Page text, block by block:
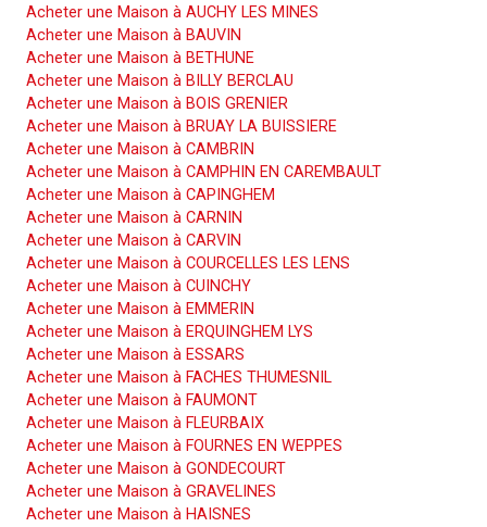
Acheter une Maison à AUCHY LES MINES
Acheter une Maison à BAUVIN
Acheter une Maison à BETHUNE
Acheter une Maison à BILLY BERCLAU
Acheter une Maison à BOIS GRENIER
Acheter une Maison à BRUAY LA BUISSIERE
Acheter une Maison à CAMBRIN
Acheter une Maison à CAMPHIN EN CAREMBAULT
Acheter une Maison à CAPINGHEM
Acheter une Maison à CARNIN
Acheter une Maison à CARVIN
Acheter une Maison à COURCELLES LES LENS
Acheter une Maison à CUINCHY
Acheter une Maison à EMMERIN
Acheter une Maison à ERQUINGHEM LYS
Acheter une Maison à ESSARS
Acheter une Maison à FACHES THUMESNIL
Acheter une Maison à FAUMONT
Acheter une Maison à FLEURBAIX
Acheter une Maison à FOURNES EN WEPPES
Acheter une Maison à GONDECOURT
Acheter une Maison à GRAVELINES
Acheter une Maison à HAISNES